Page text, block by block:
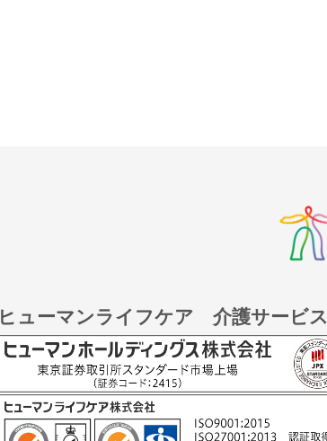
ヒューマンライフケア 介護サービス